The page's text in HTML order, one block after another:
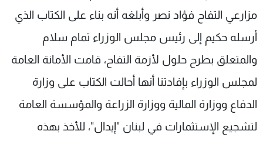
مزارعي التفاح فؤاد نصر وأبلغه أنه بناء على الكتاب الذي
أرسله حكيم إلى رئيس مجلس الوزراء تمام سلام
والمتعلق بطرح حلول لأزمة التفاح، قامت الأمانة العامة
لمجلس الوزراء بإفادتنا أنها أحالت الكتاب على وزارة
الدفاع ووزارة المالية ووزارة الزراعة والمؤسسة العامة
لتشجيع الإستثمارات في لبنان "إيدال"، للأخذ بهذه
عن MTV
الإنـتـاج
لاعلاناتكم
وظائف
تواصل معنا
شروط الإسـتخدام